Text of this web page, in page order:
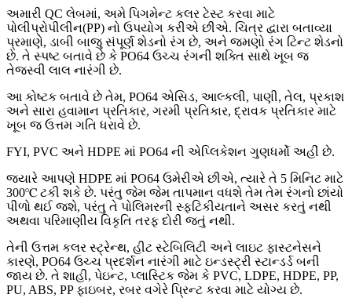
અમારી QC લેબમાં, અમે પિગમેન્ટ કલર ટેસ્ટ કરવા માટે
પોલીપ્રોપીલીન(PP) નો ઉપયોગ કરીએ છીએ. ચિત્ર દ્વારા બતાવ્યા
પ્રમાણે, ડાબી બાજુ સંપૂર્ણ શેડનો રંગ છે, અને જમણો રંગ ટિન્ટ શેડનો
છે. તે સ્પષ્ટ બતાવે છે કે PO64 ઉચ્ચ રંગની શક્તિ સાથે ખૂબ જ
તેજસ્વી લાલ નારંગી છે.
આ કોષ્ટક બતાવે છે તેમ, PO64 એસિડ, આલ્કલી, પાણી, તેલ, પ્રકાશ
અને સારા હવામાન પ્રતિકાર, ગરમી પ્રતિકાર, દ્રાવક પ્રતિકાર માટે
ખૂબ જ ઉત્તમ ગતિ ધરાવે છે.
FYI, PVC અને HDPE માં PO64 ની એપ્લિકેશન ગુણધર્મો અહીં છે.
જ્યારે આપણે HDPE માં PO64 ઉમેરીએ છીએ, ત્યારે તે 5 મિનિટ માટે
300℃ ટકી શકે છે. પરંતુ જેમ જેમ તાપમાન વધશે તેમ તેમ રંગનો છાંયો
પીળો થઈ જશે, પરંતુ તે પોલિમરની સ્ફટિકીયતાને અસર કરતું નથી
અથવા પરિમાણીય વિકૃતિ તરફ દોરી જતું નથી.
તેની ઉત્તમ કલર સ્ટ્રેન્થ, હીટ સ્ટેબિલિટી અને લાઇટ ફાસ્ટનેસને
કારણે, PO64 ઉચ્ચ પ્રદર્શન નારંગી માટે ઇન્ડસ્ટ્રી સ્ટાન્ડર્ડ બની
જાય છે. તે શાહી, પેઇન્ટ, પ્લાસ્ટિક જેમ કે PVC, LDPE, HDPE, PP,
PU, ​​ABS, PP ફાઇબર, રબર વગેરે પ્રિન્ટ કરવા માટે યોગ્ય છે.